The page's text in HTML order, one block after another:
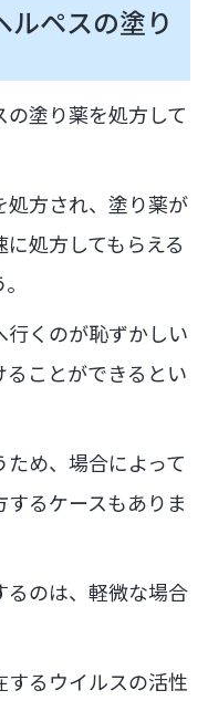
ルペスの塗り
塗り薬を処方して
方され、塗り薬が
処方してもらえる
行くのが恥ずかしい
ことができるとい
め、場合によって
るケースもありま
るのは、軽微な場合
るウイルスの活性